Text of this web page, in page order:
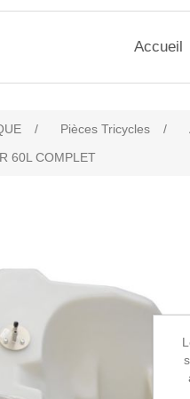
Accueil
/ Pièces Tricycles /
60L COMPLET